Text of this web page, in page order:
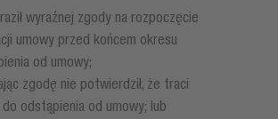
wyraźnej zgody na rozpoczęcie
umowy przed końcem okresu
od umowy;
zgodę nie potwierdził, że traci
odstąpienia od umowy; lub